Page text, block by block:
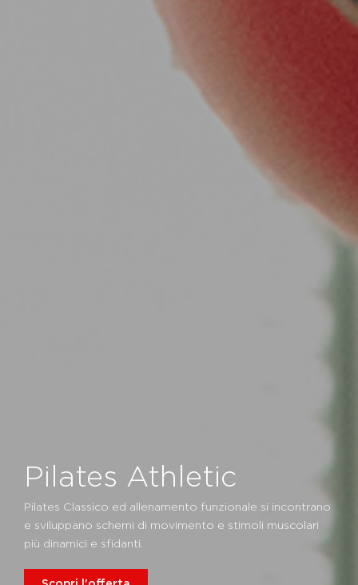
Pilates Athletic
Pilates Classico ed allenamento funzionale si incontrano
e sviluppano schemi di movimento e stimoli muscolari
più dinamici e sfidanti.